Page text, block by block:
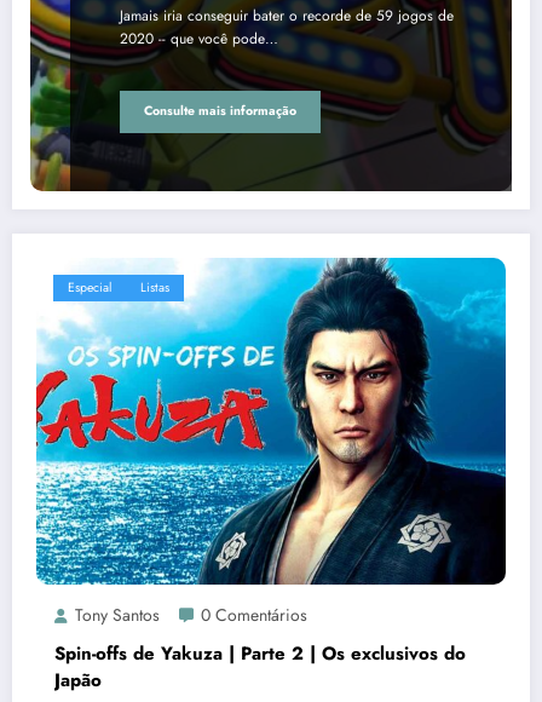
Jamais iria conseguir bater o recorde de 59 jogos de
2020 -- que você pode…
Consulte mais informação
Especial Listas
Tony Santos 0 Comentários
Spin-offs de Yakuza | Parte 2 | Os exclusivos do
Japão